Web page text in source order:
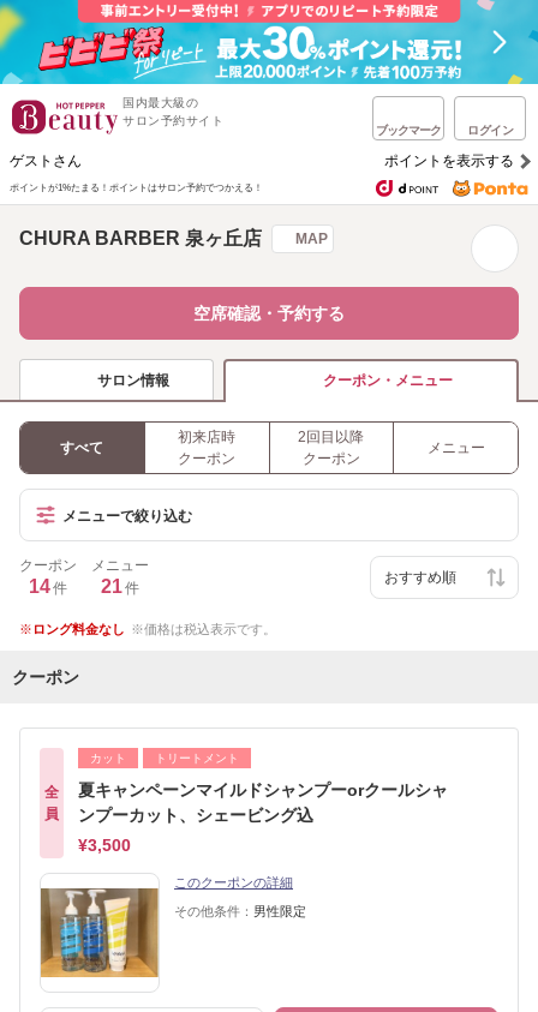
国内最大級の
サロン予約サイト
ブックマーク ログイン
ゲストさん ポイントを表示する
ポイントが1%たまる！ ポイントはサロン予約でつかえる！
CHURA BARBER 泉ヶ丘店 MAP
空席確認・予約する
サロン情報 クーポン・メニュー
すべて
初来店時
クーポン
2回目以降
クーポン
メニュー
メニューで絞り込む
クーポン
14件
メニュー
21件
ロング料金なし 価格は税込表示です。
クーポン
全
員
カット トリートメント
夏キャンペーンマイルドシャンプーorクールシャ
ンプーカット、シェービング込
¥3,500
このクーポンの詳細
その他条件： 男性限定